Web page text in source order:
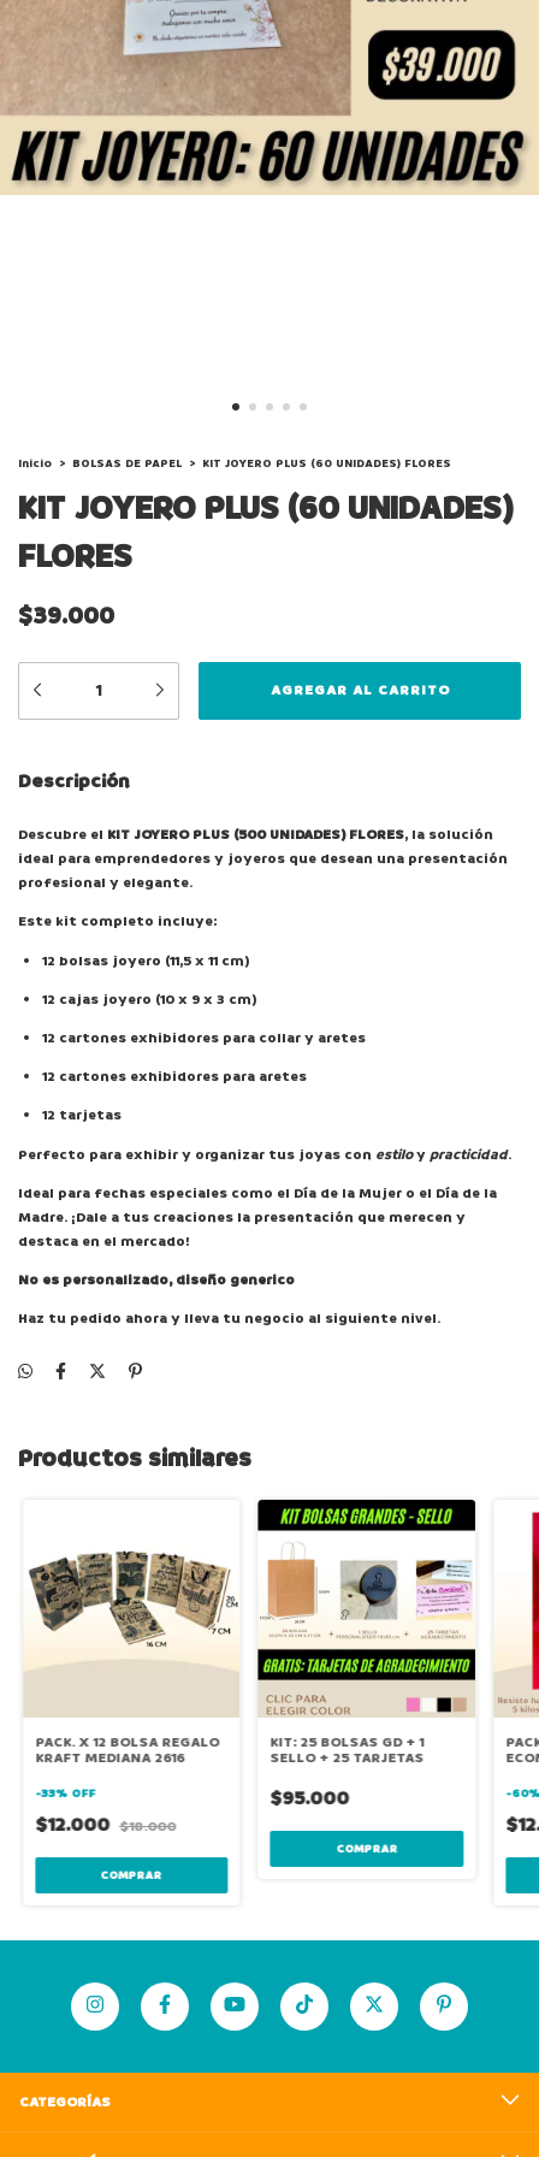
Inicio > BOLSAS DE PAPEL > KIT JOYERO PLUS (60 UNIDADES) FLORES
KIT JOYERO PLUS (60 UNIDADES)
FLORES
$39.000
Descripción
Descubre el KIT JOYERO PLUS (500 UNIDADES) FLORES, la solución
ideal para emprendedores y joyeros que desean una presentación
profesional y elegante.
Este kit completo incluye:
12 bolsas joyero (11,5 x 11 cm)
12 cajas joyero (10 x 9 x 3 cm)
12 cartones exhibidores para collar y aretes
12 cartones exhibidores para aretes
12 tarjetas
Perfecto para exhibir y organizar tus joyas con estiloypracticidad.
Ideal para fechas especiales como el Día de la Mujer o el Día de la
Madre. ¡Dale a tus creaciones la presentación que merecen y
destaca en el mercado!
No es personalizado, diseño generico
Haz tu pedido ahora y lleva tu negocio al siguiente nivel.
Productos similares
PACK. X 12 BOLSA REGALO
KRAFT MEDIANA 2616
-33% OFF
$12.000 $18.000
KIT: 25 BOLSAS GD + 1
SELLO + 25 TARJETAS
$95.000
COMPRAR
-60
CATEGORÍAS